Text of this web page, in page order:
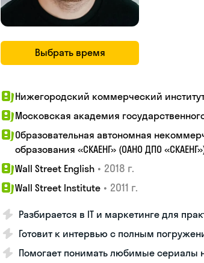
Выбрать время
Нижегородский коммерческий
Московская академия
Образовательная автономная
образования «СКАЕНГ» (ОАНО ДПО
Wall Street English • 2018 г.
Wall Street Institute • 2011 г.
Разбирается в IT и маркетинге для
Готовит к интервью с полным
Помогает понимать любимые сериалы